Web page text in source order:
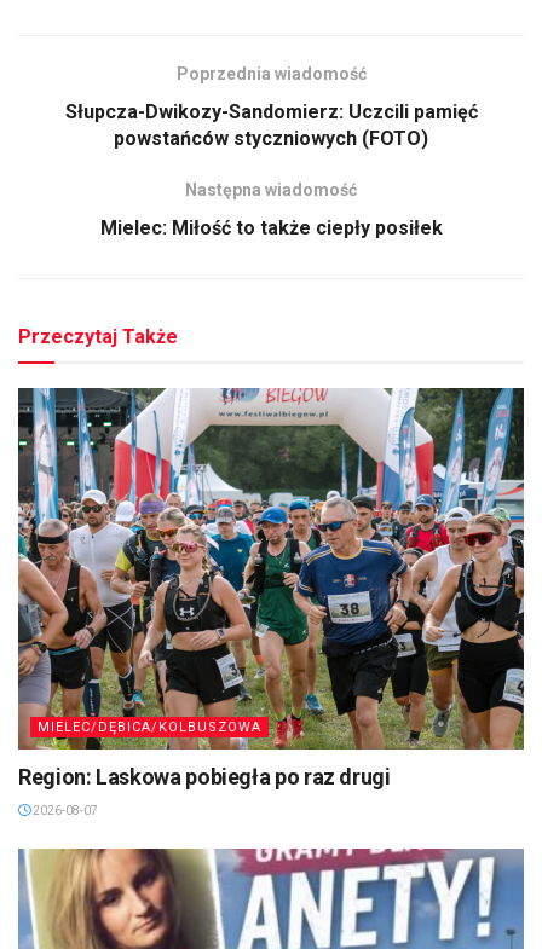
Poprzednia wiadomość
Słupcza-Dwikozy-Sandomierz: Uczcili pamięć
powstańców styczniowych (FOTO)
Następna wiadomość
Mielec: Miłość to także ciepły posiłek
Przeczytaj Także
MIELEC/DĘBICA/KOLBUSZOWA
Region: Laskowa pobiegła po raz drugi
2026-08-07